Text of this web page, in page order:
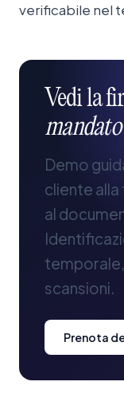
verificabile nel
Vedila
mandato
Demo
cliente alla
al
scansioni.
Prenota